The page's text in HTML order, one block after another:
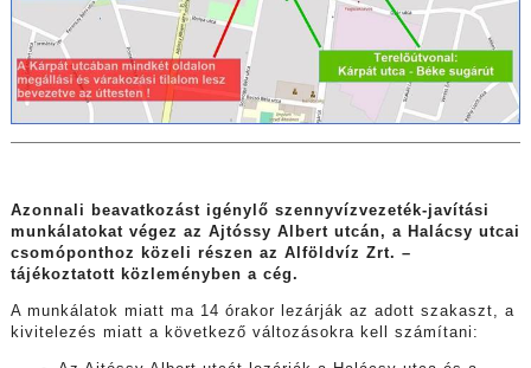
Azonnali beavatkozást igénylő szennyvízvezeték-javítási
munkálatokat végez az Ajtóssy Albert utcán, a Halácsy utcai
csomóponthoz közeli részen az Alföldvíz Zrt. –
tájékoztatott közleményben a cég.
A munkálatok miatt ma 14 órakor lezárják az adott szakaszt, a
kivitelezés miatt a következő változásokra kell számítani: